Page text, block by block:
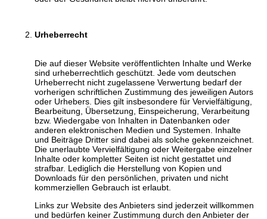
Urheberrecht
Die auf dieser Website veröffentlichten Inhalte und Werke
sind urheberrechtlich geschützt. Jede vom deutschen
Urheberrecht nicht zugelassene Verwertung bedarf der
vorherigen schriftlichen Zustimmung des jeweiligen Autors
oder Urhebers. Dies gilt insbesondere für Vervielfältigung,
Bearbeitung, Übersetzung, Einspeicherung, Verarbeitung
bzw. Wiedergabe von Inhalten in Datenbanken oder
anderen elektronischen Medien und Systemen. Inhalte
und Beiträge Dritter sind dabei als solche gekennzeichnet.
Die unerlaubte Vervielfältigung oder Weitergabe einzelner
Inhalte oder kompletter Seiten ist nicht gestattet und
strafbar. Lediglich die Herstellung von Kopien und
Downloads für den persönlichen, privaten und nicht
kommerziellen Gebrauch ist erlaubt.
Links zur Website des Anbieters sind jederzeit willkommen
und bedürfen keiner Zustimmung durch den Anbieter der